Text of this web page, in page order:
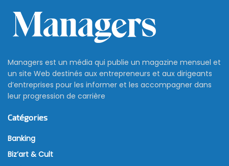
Managers est un média qui publie un magazine mensuel et
un site Web destinés aux entrepreneurs et aux dirigeants
d’entreprises pour les informer et les accompagner dans
leur progression de carrière
Catégories
Banking
Biz’art & Cult